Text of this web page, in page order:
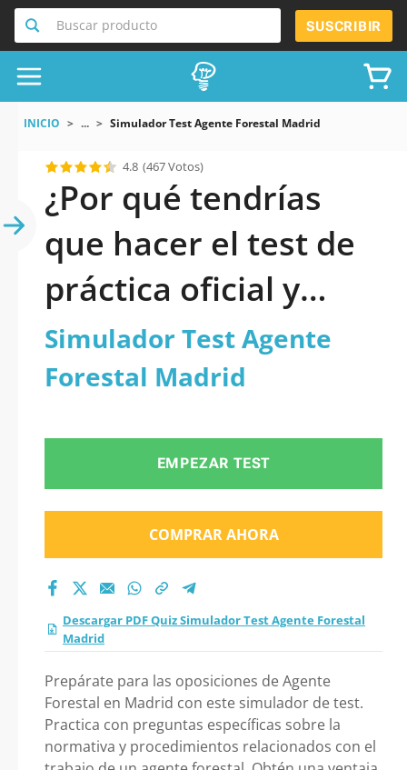
Buscar producto SUSCRIBIR
INICIO ... Simulador Test Agente Forestal Madrid
4.8 (467 Votos)
¿Por qué tendrías
que hacer el test de
práctica oficial y
actualizado de
Simulador Test
Madrid 2026?
Simulador Test Agente
Forestal Madrid
EMPEZAR TEST
COMPRAR AHORA
Descargar PDF Quiz Simulador Test Agente Forestal
Madrid
Prepárate para las oposiciones de Agente
Forestal en Madrid con este simulador de test.
Practica con preguntas específicas sobre la
normativa y procedimientos relacionados con el